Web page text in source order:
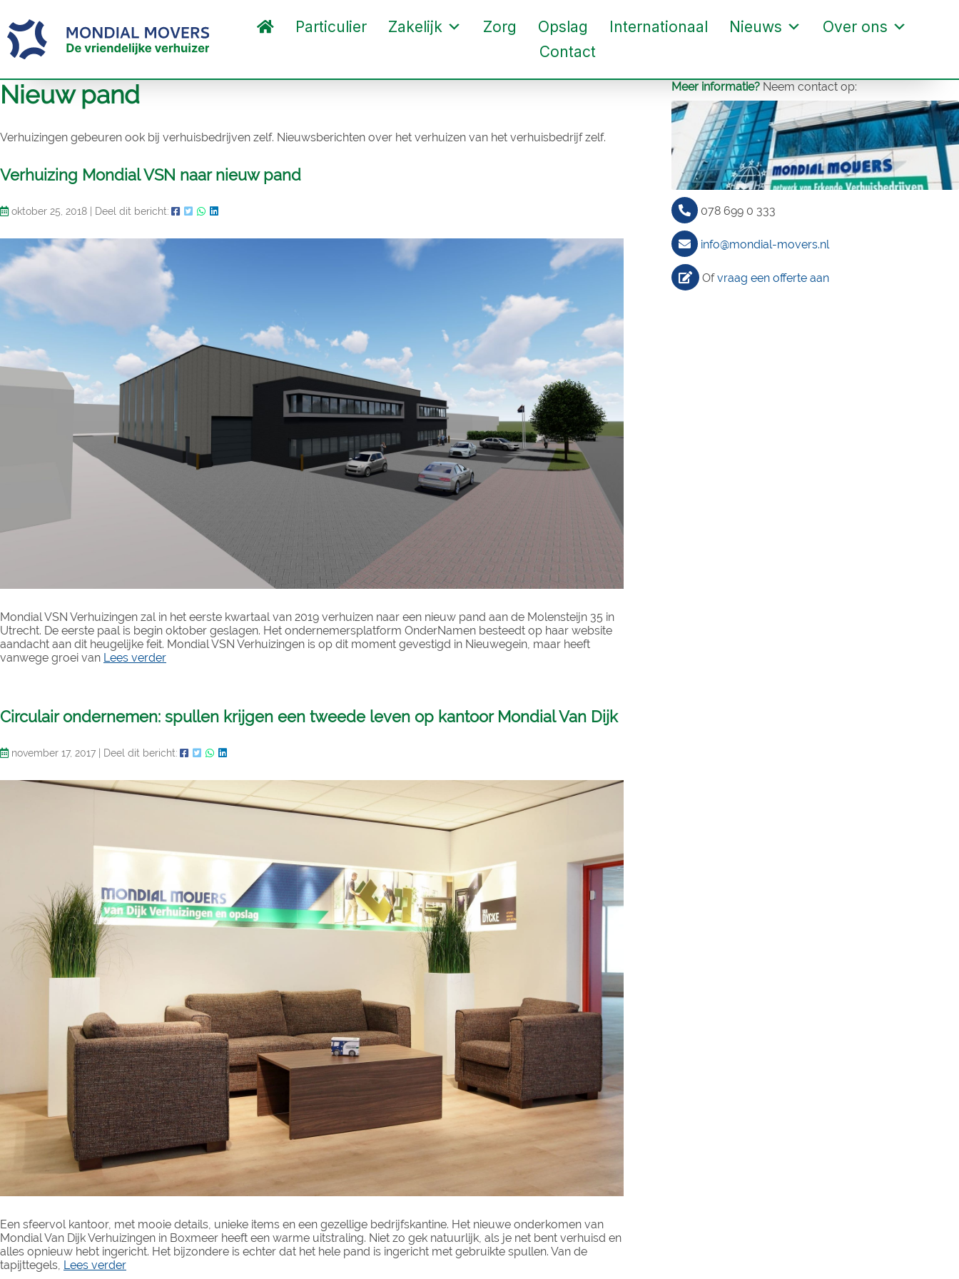
Particulier Zakelijk Zorg Opslag Internationaal Nieuws
Over ons
Contact
Nieuw pand
Verhuizingen gebeuren ook bij verhuisbedrijven zelf. Nieuwsberichten over het verhuizen van het verhuisbedrijf zelf.
Verhuizing Mondial VSN naar nieuw pand
oktober 25, 2018 Deel dit bericht:
Mondial VSN Verhuizingen zal in het eerste kwartaal van 2019 verhuizen naar een nieuw pand aan de Molensteijn 35 in
Utrecht. De eerste paal is begin oktober geslagen. Het ondernemersplatform OnderNamen besteedt op haar website
aandacht aan dit heugelijke feit. Mondial VSN Verhuizingen is op dit moment gevestigd in Nieuwegein, maar heeft
vanwege groei van Lees verder
Circulair ondernemen: spullen krijgen een tweede leven op kantoor Mondial Van Dijk
november 17, 2017 Deel dit bericht:
Een sfeervol kantoor, met mooie details, unieke items en een gezellige bedrijfskantine. Het nieuwe onderkomen van
Mondial Van Dijk Verhuizingen in Boxmeer heeft een warme uitstraling. Niet zo gek natuurlijk, als je net bent verhuisd en
alles opnieuw hebt ingericht. Het bijzondere is echter dat het hele pand is ingericht met gebruikte spullen. Van de
tapijttegels, Lees verder
Meer informatie?Neem contact op:
078 699 0 333
info@mondial-movers.nl
Ofvraag een offerte aan